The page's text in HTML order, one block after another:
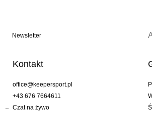
Newsletter
Kontakt
office@keepersport.pl
+43 676 7664611
Czat na żywo